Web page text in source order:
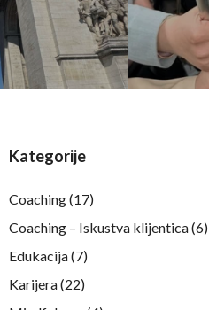
Kategorije
Coaching(17)
Coaching – Iskustva klijentica(6)
Edukacija(7)
Karijera(22)